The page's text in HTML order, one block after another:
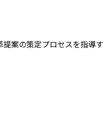
案の策定プロセスを指導